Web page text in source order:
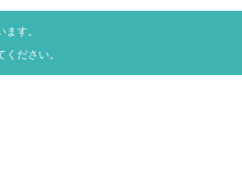
す。
ださい。